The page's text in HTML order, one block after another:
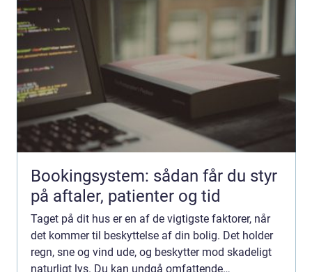
Bookingsystem: sådan får du styr
på aftaler, patienter og tid
Taget på dit hus er en af de vigtigste faktorer, når
det kommer til beskyttelse af din bolig. Det holder
regn, sne og vind ude, og beskytter mod skadeligt
naturligt lys. Du kan undgå omfattende